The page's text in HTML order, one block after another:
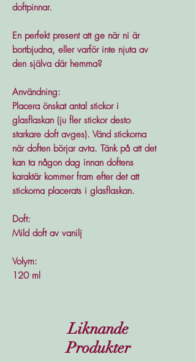
doftpinnar.
En perfekt present att ge när ni är
bortbjudna, eller varför inte njuta av
den själva där hemma?
Användning:
Placera önskat antal stickor i
glasflaskan (ju fler stickor desto
starkare doft avges). Vänd stickorna
när doften börjar avta. Tänk på att det
kan ta någon dag innan doftens
karaktär kommer fram efter det att
stickorna placerats i glasflaskan.
Doft:
Mild doft av vanilj
Volym:
120 ml
Liknande
Produkter